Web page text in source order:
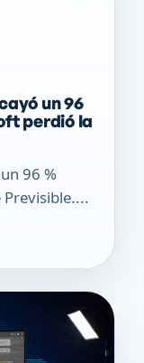
un 96
perdió la
96 %